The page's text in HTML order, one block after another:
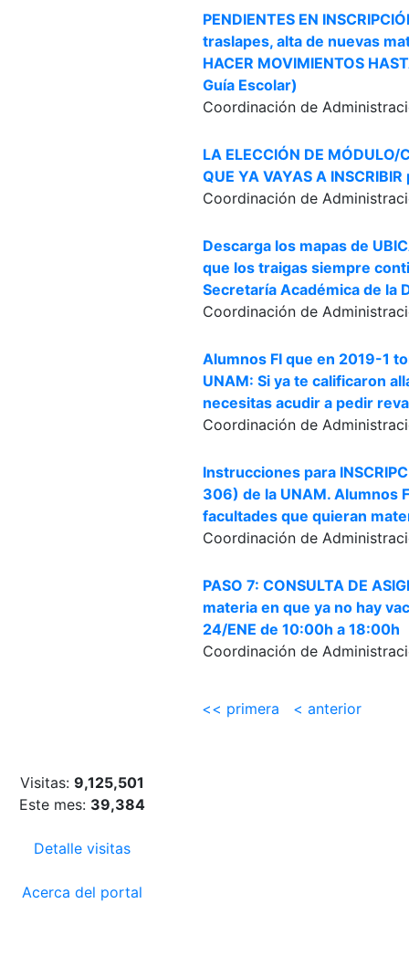
PENDIENTES EN
traslapes, alta de nuevas
HACER MOVIMIENTOS
Guía Escolar)
Coordinación de
LA ELECCIÓN DE
QUE YA VAYAS A
Coordinación de
Descarga los mapas de
que los traigas siempre
Secretaría Académica de la
Coordinación de
Alumnos FI que en 2019-1
UNAM: Si ya te calificaron
necesitas acudir a pedir
Coordinación de
Instrucciones para
306) de la UNAM. Alumnos
facultades que quieran
Coordinación de
PASO 7: CONSULTA DE
materia en que ya no hay
24/ENE de 10:00h a 18:00h
Coordinación de
<< primera < anterior
Visitas: 9,125,501
Este mes: 39,384
Detalle visitas
Acerca del portal